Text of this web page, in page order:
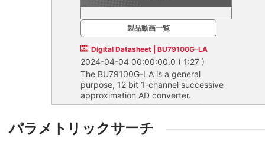
製品動画一覧
Digital Datasheet | BU79100G-LA
2024-04-04 00:00:00.0 ( 1:27 )
The BU79100G-LA is a general
purpose, 12 bit 1-channel successive
approximation AD converter.
The BU79100G-LA is a general
approximation AD converter.
パラメトリックサーチ